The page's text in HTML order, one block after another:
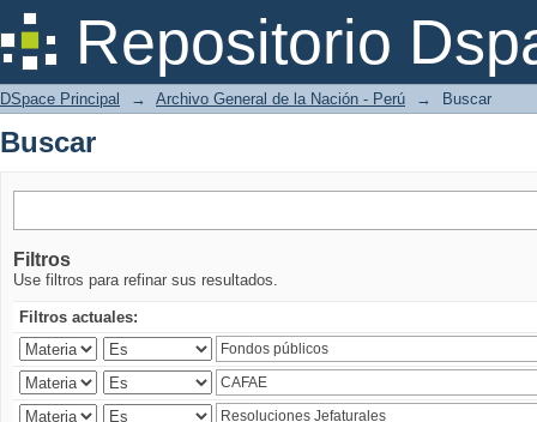
Repositorio
Buscar
DSpace Principal → Archivo General de la Nación - Perú → Buscar
Buscar
Filtros
Use filtros para refinar sus resultados.
Filtros actuales: